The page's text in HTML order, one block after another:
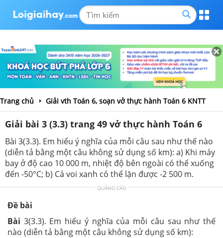
Trang chủ Giải vth Toán 6, soạn vở thực hành Toán 6 KNTT
Giải bài 3 (3.3) trang 49 vở thực hành Toán 6
Bài 3(3.3). Em hiểu ý nghĩa của mỗi câu sau như thế nào
(diễn tả bằng một câu không sử dụng số km): a) Khi máy
bay ở độ cao 10 000 m, nhiệt độ bên ngoài có thể xuống
đến -50°C; b) Cá voi xanh có thể lặn được -2 500 m.
QUẢNG CÁO
Đề bài
Bài 3(3.3). Em hiểu ý nghĩa của mỗi câu sau như thế
nào (diễn tả bằng một câu không sử dụng số km):